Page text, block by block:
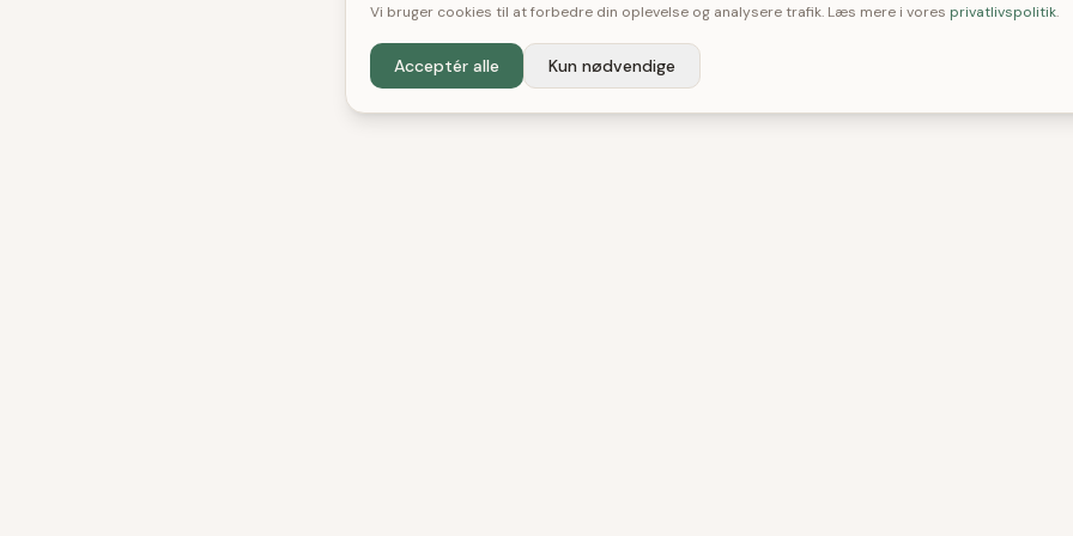
Vi bruger cookies til at forbedre din oplevelse og analysere trafik. Læs mere i vores privatlivspolitik.
Acceptér alle Kun nødvendige